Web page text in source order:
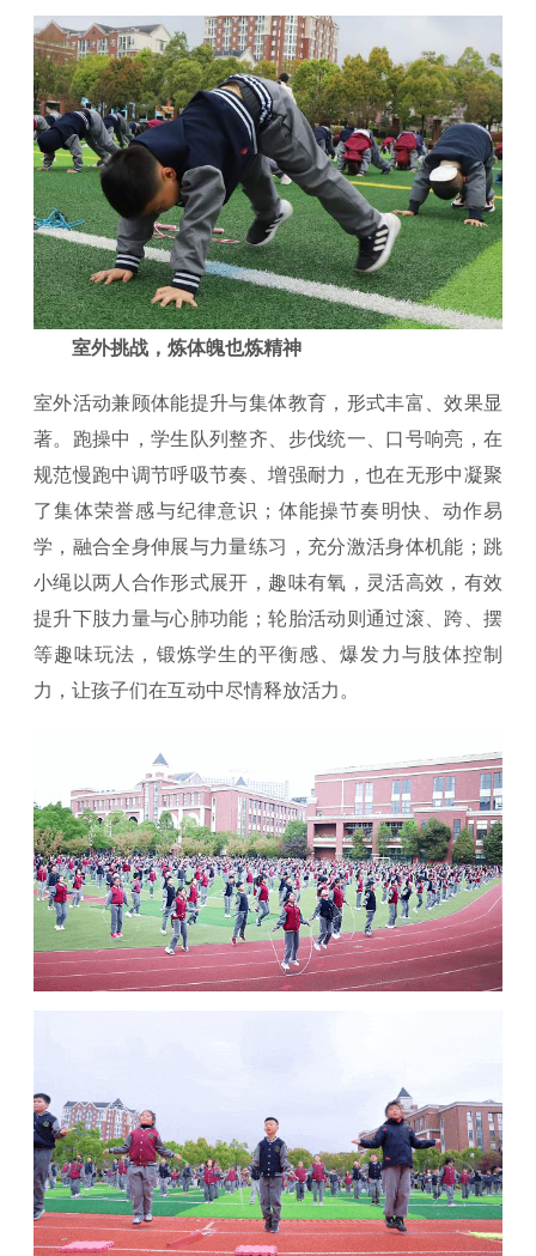
室外挑战，炼体魄也炼精神
室外活动兼顾体能提升与集体教育，形式丰富、效果显
著。跑操中，学生队列整齐、步伐统一、口号响亮，在
规范慢跑中调节呼吸节奏、增强耐力，也在无形中凝聚
了集体荣誉感与纪律意识；体能操节奏明快、动作易
学，融合全身伸展与力量练习，充分激活身体机能；跳
小绳以两人合作形式展开，趣味有氧，灵活高效，有效
提升下肢力量与心肺功能；轮胎活动则通过滚、跨、摆
等趣味玩法，锻炼学生的平衡感、爆发力与肢体控制
力，让孩子们在互动中尽情释放活力。